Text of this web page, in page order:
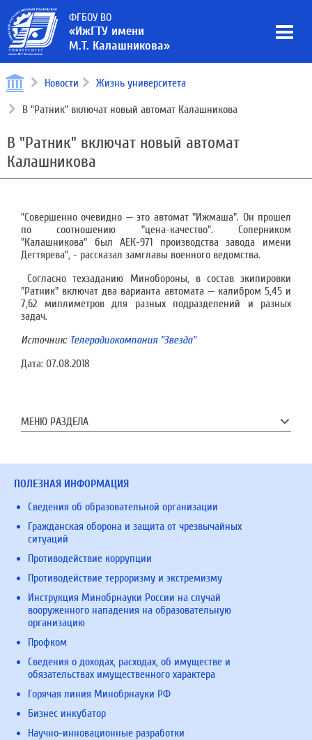
ФГБОУ ВО
«ИжГТУ имени
М.Т. Калашникова»
Новости Жизнь университета
В "Ратник" включат новый автомат Калашникова
В "Ратник" включат новый автомат
Калашникова
"Совершенно очевидно — это автомат "Ижмаша". Он прошел
по соотношению "цена-качество". Соперником
"Калашникова" был АЕК-971 производства завода имени
Дегтярева", - рассказал замглавы военного ведомства.
Согласно техзаданию Минобороны, в состав экипировки
"Ратник" включат два варианта автомата — калибром 5,45 и
7,62 миллиметров для разных подразделений и разных
задач.
Источник: Телерадиокомпания "Звезда"
Дата: 07.08.2018
МЕНЮ РАЗДЕЛА
ПОЛЕЗНАЯ ИНФОРМАЦИЯ
Сведения об образовательной организации
Гражданская оборона и защита от чрезвычайных
ситуаций
Противодействие коррупции
Противодействие терроризму и экстремизму
Инструкция Минобрнауки России на случай
вооруженного нападения на образовательную
организацию
Профком
Сведения о доходах, расходах, об имуществе и
обязательствах имущественного характера
Горячая линия Минобрнауки РФ
Бизнес инкубатор
Научно-инновационные разработки